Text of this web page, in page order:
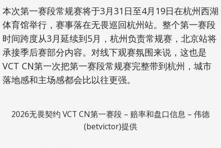
本次第一赛段常规赛将于3月31日至4月19日在杭州西湖
体育馆举行，赛事落在无畏巡回杭州站。整个第一赛段
时间跨度从3月延续到5月，杭州负责常规赛，北京站将
承接季后赛部分内容。对线下观赛氛围来说，这也是
VCT CN第一次把第一赛段常规赛完整带到杭州，城市
落地感和主场感都会比以往更强。
2026无畏契约 VCT CN第一赛段 – 赔率和盘口信息 – 伟德
(betvictor)提供